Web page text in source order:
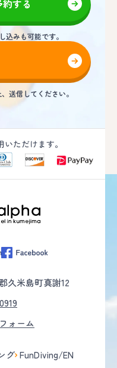
する
込みも可能です。
送信してください。
ただけます。
久米島町真謝12
ォーム
グ FunDiving/EN